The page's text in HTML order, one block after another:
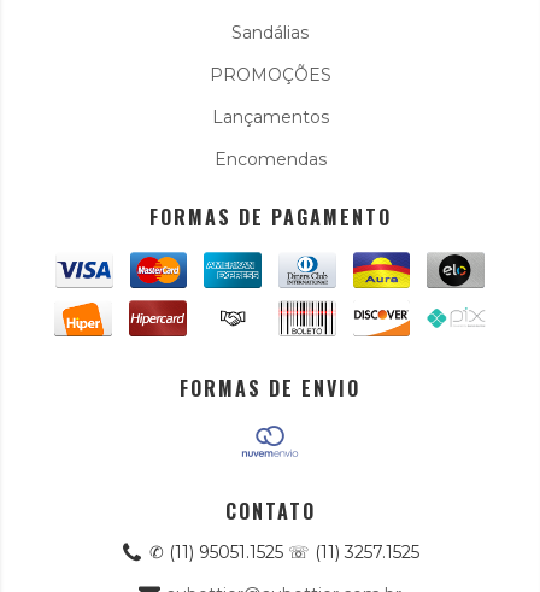
Sandálias
PROMOÇÕES
Lançamentos
Encomendas
FORMAS DE PAGAMENTO
FORMAS DE ENVIO
CONTATO
✆ (11) 95051.1525 ☏ (11) 3257.1525